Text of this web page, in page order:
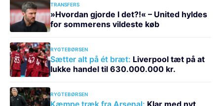
TRANSFERS
»Hvordan gjorde I det?!« – United hyldes
for sommerens vildeste køb
RYGTEBØRSEN
Sætter alt på ét bræt: Liverpool tæt på at
lukke handel til 630.000.000 kr.
RYGTEBØRSEN
Kæmpe træk fra Arsenal: Klar med nyt